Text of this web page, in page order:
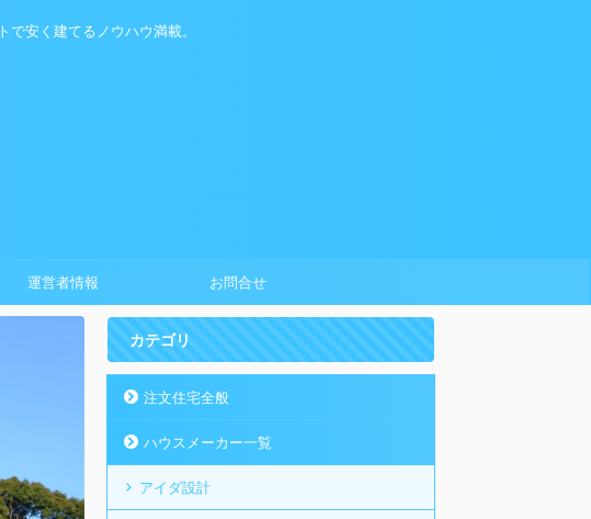
安く建てるノウハウ満載。
運営者情報 お問合せ
カテゴリ
注文住宅全般
ハウスメーカー一覧
アイダ設計